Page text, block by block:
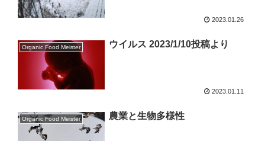
2023.01.26
Organic Food Meister ウイルス 2023/1/10投稿より
2023.01.11
Organic Food Meister 農業と生物多様性